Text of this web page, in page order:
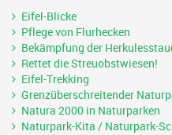
Eifel-Blicke
Pflege von Flurhecken
Bekämpfung der
Rettet die Streuobstwiesen!
Eifel-Trekking
Grenzüberschreitender
Natura 2000 in Naturparken
Naturpark-Kita / Naturpark-